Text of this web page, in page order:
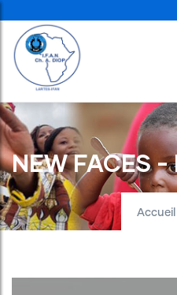
contenu
principal
NEW FACES -
Accueil